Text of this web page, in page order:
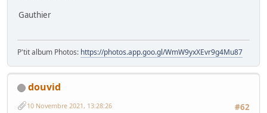
Gauthier
P'tit album Photos: https://photos.app.goo.gl/WmW9yxXEvr9g4Mu87
douvid
#62
10 Novembre 2021, 13:28:26